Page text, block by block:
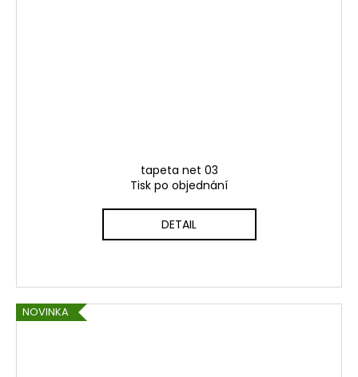
tapeta net 03
Tisk po objednání
DETAIL
NOVINKA